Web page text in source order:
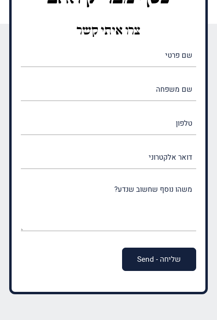
צרו איתי קשר
(חובה)
(חובה)